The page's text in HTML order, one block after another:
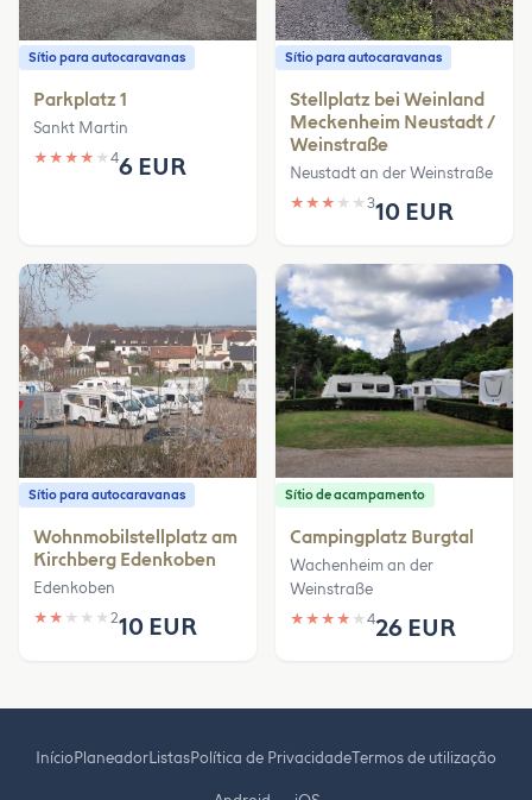
Sítio para autocaravanas
Parkplatz 1
Sankt Martin
★ ★ ★ ★ ★ 46 EUR
Sítio para autocaravanas
Stellplatz bei Weinland
Meckenheim Neustadt /
Weinstraße
Neustadt an der Weinstraße
★ ★ ★ ★ ★ 310 EUR
Sítio para autocaravanas
Wohnmobilstellplatz am
Kirchberg Edenkoben
Edenkoben
★ ★ ★ ★ ★ 210 EUR
Sítio de acampamento
Campingplatz Burgtal
Wachenheim an der
Weinstraße
★ ★ ★ ★ ★ 426 EUR
InícioPlaneadorListasPolítica de PrivacidadeTermos de utilização